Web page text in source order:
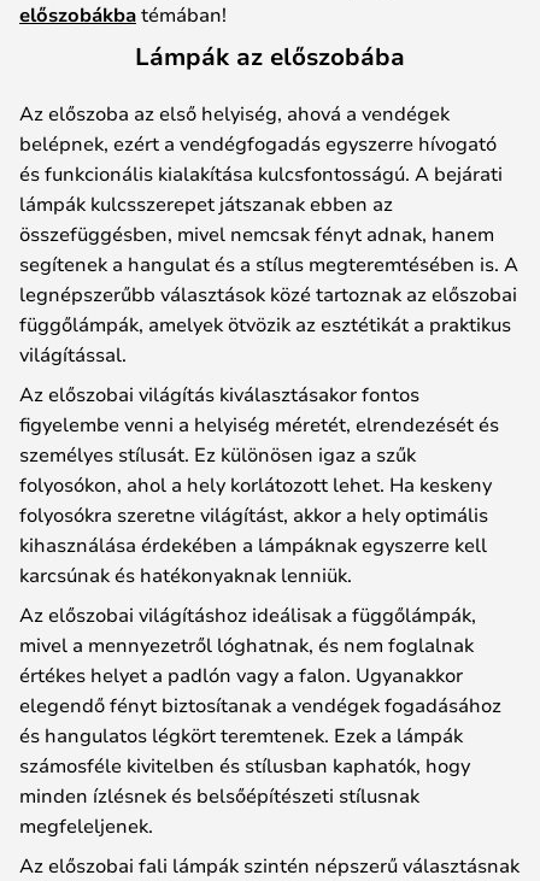
előszobákbatémában!
Lámpák az előszobába
Az előszoba az első helyiség, ahová a vendégek
belépnek, ezért a vendégfogadás egyszerre hívogató
és funkcionális kialakítása kulcsfontosságú. A bejárati
lámpák kulcsszerepet játszanak ebben az
összefüggésben, mivel nemcsak fényt adnak, hanem
segítenek a hangulat és a stílus megteremtésében is. A
legnépszerűbb választások közé tartoznak az előszobai
függőlámpák, amelyek ötvözik az esztétikát a praktikus
világítással.
Az előszobai világítás kiválasztásakor fontos
figyelembe venni a helyiség méretét, elrendezését és
személyes stílusát. Ez különösen igaz a szűk
folyosókon, ahol a hely korlátozott lehet. Ha keskeny
folyosókra szeretne világítást, akkor a hely optimális
kihasználása érdekében a lámpáknak egyszerre kell
karcsúnak és hatékonyaknak lenniük.
Az előszobai világításhoz ideálisak a függőlámpák,
mivel a mennyezetről lóghatnak, és nem foglalnak
értékes helyet a padlón vagy a falon. Ugyanakkor
elegendő fényt biztosítanak a vendégek fogadásához
és hangulatos légkört teremtenek. Ezek a lámpák
számosféle kivitelben és stílusban kaphatók, hogy
minden ízlésnek és belsőépítészeti stílusnak
megfeleljenek.
Az előszobai fali lámpák szintén népszerű választásnak